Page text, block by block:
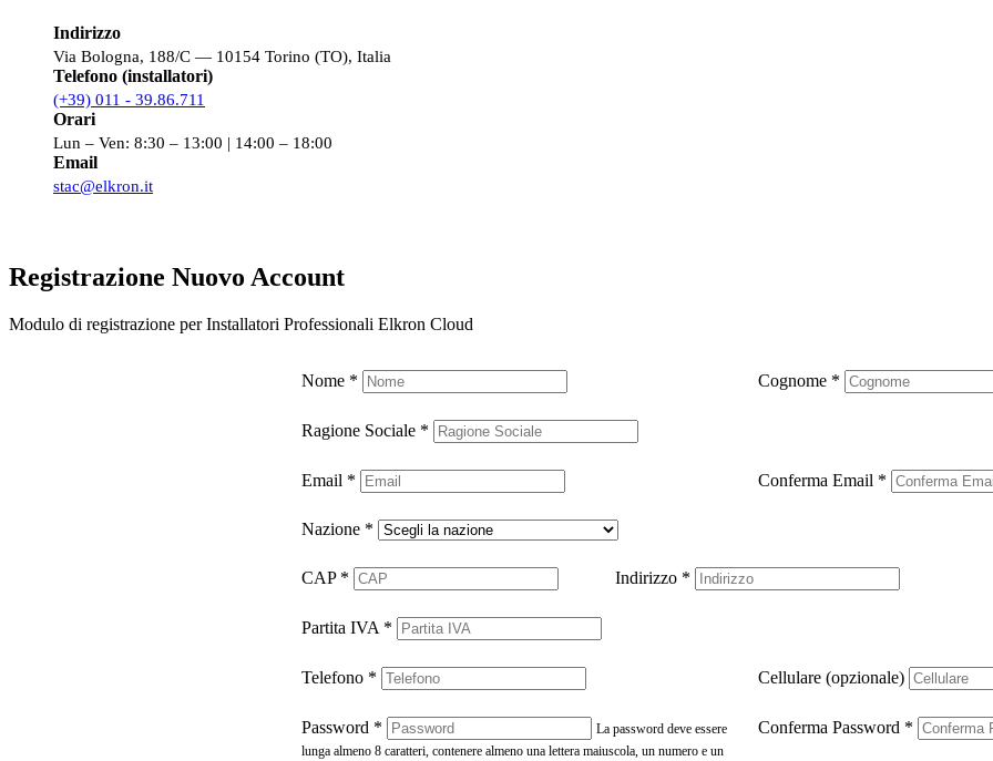
Indirizzo
Via Bologna, 188/C — 10154 Torino (TO), Italia
Telefono (installatori)
(+39) 011 - 39.86.711
Orari
Lun – Ven: 8:30 – 13:00 | 14:00 – 18:00
Email
stac@elkron.it
Registrazione Nuovo Account
Modulo di registrazione per Installatori Professionali Elkron Cloud
Nome * Cognome *
Ragione Sociale *
Email * Conferma Email *
Nazione *
CAP * Indirizzo *
Partita IVA *
Telefono * Cellulare (opzionale)
Password *
La password deve essere
lunga almeno 8 caratteri, contenere almeno una lettera maiuscola, un numero e un
Conferma Password *